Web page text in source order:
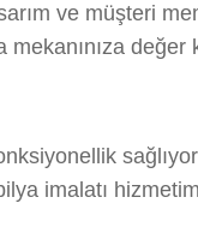
ve müşteri
değer
imalatı